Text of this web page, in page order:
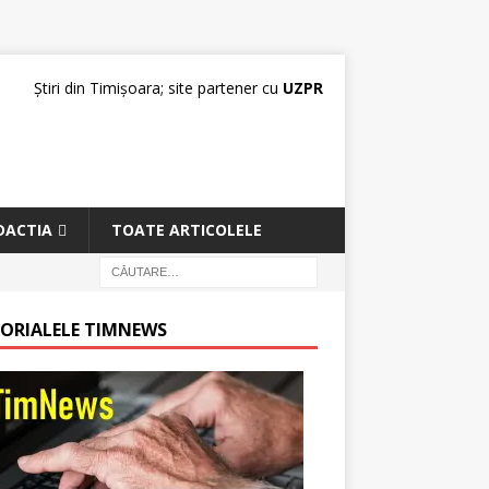
Știri din Timișoara; site partener cu UZPR
TOATE ARTICOLELE
TIMNEWS